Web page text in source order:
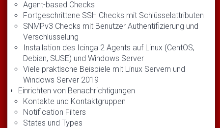
Agent-based Checks
Fortgeschrittene SSH Checks mit Schlüsselattributen
SNMPv3 Checks mit Benutzer Authentifizierung und
Verschlüsselung
Installation des Icinga 2 Agents auf Linux (CentOS,
Debian, SUSE) und Windows Server
Viele praktische Beispiele mit Linux Servern und
Windows Server 2019
Einrichten von Benachrichtigungen
Kontakte und Kontaktgruppen
Notification Filters
States und Types